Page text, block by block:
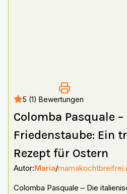
5 (1) Bewertungen
Colomba Pasquale
Friedenstaube: Ein
Rezept für Ostern
Autor:Maria/
Colomba Pasquale – Die